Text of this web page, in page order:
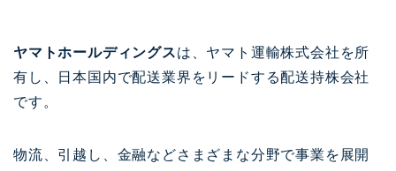
ヤマトホールディングスは、ヤマト運輸株式会社を所
有し、日本国内で配送業界をリードする配送持株会社
です。
物流、引越し、金融などさまざまな分野で事業を展開